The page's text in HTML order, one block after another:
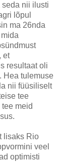
nii ilusti
lõpul
ma 26nda
et
resultaat oli
Hea tulemuse
nii füüsiliselt
tee
meid
lisaks Rio
veel
optimisti